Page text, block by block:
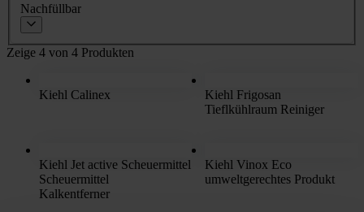
Nachfüllbar
Zeige 4 von 4 Produkten
Kiehl Calinex
Kiehl Frigosan
Tieflkühlraum Reiniger
Kiehl Jet active Scheuermittel
Scheuermittel
Kalkentferner
Kiehl Vinox Eco
umweltgerechtes Produkt